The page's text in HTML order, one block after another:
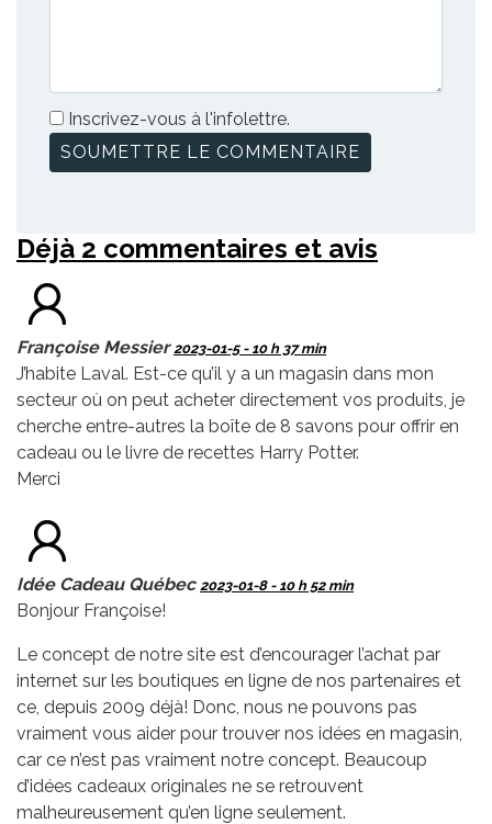
Inscrivez-vous à l'infolettre.
Déjà 2 commentaires et avis
Françoise Messier 2023-01-5 - 10 h 37 min
J’habite Laval. Est-ce qu’il y a un magasin dans mon
secteur où on peut acheter directement vos produits, je
cherche entre-autres la boîte de 8 savons pour offrir en
cadeau ou le livre de recettes Harry Potter.
Merci
Idée Cadeau Québec 2023-01-8 - 10 h 52 min
Bonjour Françoise!
Le concept de notre site est d’encourager l’achat par
internet sur les boutiques en ligne de nos partenaires et
ce, depuis 2009 déjà! Donc, nous ne pouvons pas
vraiment vous aider pour trouver nos idées en magasin,
car ce n’est pas vraiment notre concept. Beaucoup
d’idées cadeaux originales ne se retrouvent
malheureusement qu’en ligne seulement.